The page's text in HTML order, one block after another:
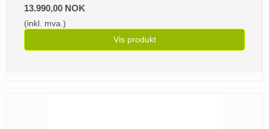
13.990,00 NOK
(inkl. mva.)
Vis produkt